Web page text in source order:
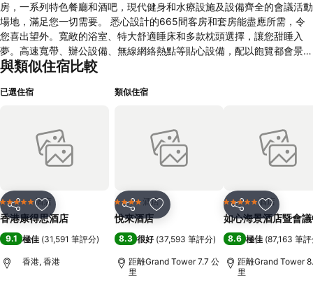
房，一系列特色餐廳和酒吧，現代健身和水療設施及設備齊全的會議活動
場地，滿足您一切需要。 悉心設計的665間客房和套房能盡應所需，令
您喜出望外。寬敞的浴室、特大舒適睡床和多款枕頭選擇，讓您甜睡入
夢。高速寬帶、辦公設備、無線網絡熱點等貼心設備，配以飽覽都會景色
的落地窗戶，使香港康得思酒店成為旅客夢寐以求的住宿選擇。 香港康
Bar讓您在漫天星光之下淺酌暢談，“Alibi – 酒吧 餐廳 聚薈”則是與好友歡
蕾和心靈的滿足之樂。 要在旅程中保持健康活力並不容易，因此，香港
康得思酒店致力為您提供完善設施，讓您重拾活力，全情投入精彩旅程。
酒店的健身中心配備各種先進的器材，獲獎無數的「川」水療中心也有煥
應俱全的休閒娛樂設施，致力讓您舒展身心，好好享受難忘之旅。從盛大
慶典到小型聚會，香港康得思酒店也樂意為您盡心策劃。不論是商務會
議、產品發布會、時裝表演還是溫馨動人的婚宴，時尚高雅的活動場地也
能成就精彩的活動。場地配備頂尖影音科技，也飽覽香港醉人的景緻，加
上貼心完善的配套服務，確保活動盡善盡美。
與類似住宿比較
已選住宿
分享 放到收藏夾
5 星級 酒店
香港康得思酒店
9.1 極佳 (31,591 筆評分)
香港, 香港
類似住宿
分享 放到收藏夾
4 星級 酒店
悅來酒店
8.3 很好 (37,593 筆評分)
距離Grand Tower 7.7 公
里
分享 放到收藏
5 星級 酒店
如心海景酒店暨會
8.6 極佳 (87,163 筆
距離Grand Tower
里